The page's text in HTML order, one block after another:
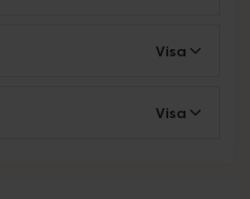
Visa
Visa